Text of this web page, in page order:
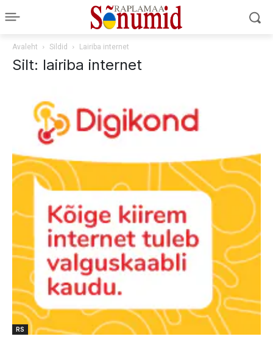
Avaleht Sildid Lairiba internet
Silt: lairiba internet
RS